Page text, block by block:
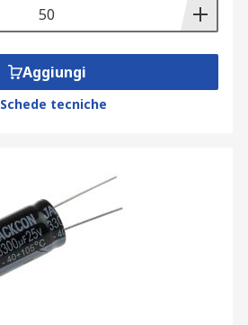
Aggiungi
Schede tecniche